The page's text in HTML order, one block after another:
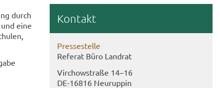
durch
eine
Kon­takt
Pres­se­stel­le
Re­fe­rat Büro Land­rat
Virch­ow­stra­ße 14–16
DE-​16816 Neu­rup­pin